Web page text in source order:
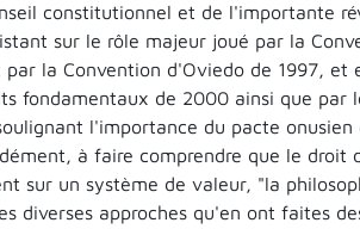
constitutionnel et de l'importante
sur le rôle majeur joué par la
la Convention d'Oviedo de 1997,
fondamentaux de 2000 ainsi que par
l'importance du pacte
à faire comprendre que le
sur un système de valeur, "la
diverses approches qu'en ont faites